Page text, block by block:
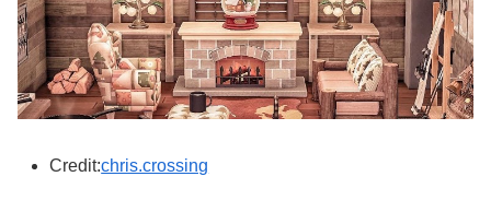
Credit:chris.crossing